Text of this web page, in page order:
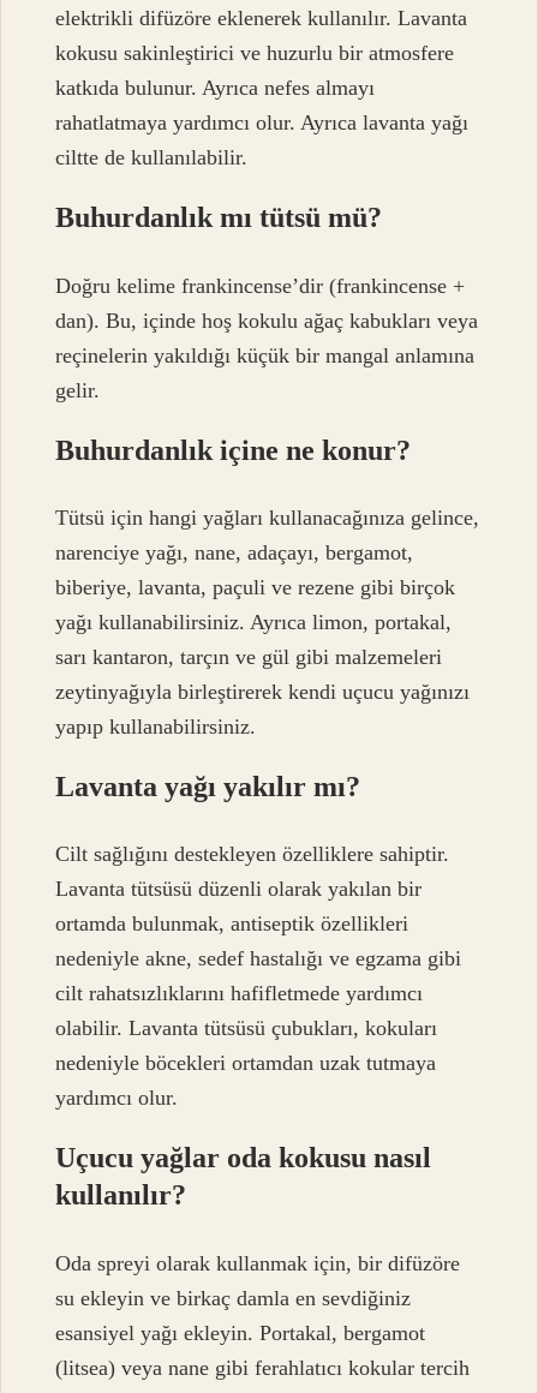
elektrikli difüzöre eklenerek kullanılır. Lavanta
kokusu sakinleştirici ve huzurlu bir atmosfere
katkıda bulunur. Ayrıca nefes almayı
rahatlatmaya yardımcı olur. Ayrıca lavanta yağı
ciltte de kullanılabilir.
Buhurdanlık mı tütsü mü?
Doğru kelime frankincense’dir (frankincense +
dan). Bu, içinde hoş kokulu ağaç kabukları veya
reçinelerin yakıldığı küçük bir mangal anlamına
gelir.
Buhurdanlık içine ne konur?
Tütsü için hangi yağları kullanacağınıza gelince,
narenciye yağı, nane, adaçayı, bergamot,
biberiye, lavanta, paçuli ve rezene gibi birçok
yağı kullanabilirsiniz. Ayrıca limon, portakal,
sarı kantaron, tarçın ve gül gibi malzemeleri
zeytinyağıyla birleştirerek kendi uçucu yağınızı
yapıp kullanabilirsiniz.
Lavanta yağı yakılır mı?
Cilt sağlığını destekleyen özelliklere sahiptir.
Lavanta tütsüsü düzenli olarak yakılan bir
ortamda bulunmak, antiseptik özellikleri
nedeniyle akne, sedef hastalığı ve egzama gibi
cilt rahatsızlıklarını hafifletmede yardımcı
olabilir. Lavanta tütsüsü çubukları, kokuları
nedeniyle böcekleri ortamdan uzak tutmaya
yardımcı olur.
Uçucu yağlar oda kokusu nasıl
kullanılır?
Oda spreyi olarak kullanmak için, bir difüzöre
su ekleyin ve birkaç damla en sevdiğiniz
esansiyel yağı ekleyin. Portakal, bergamot
(litsea) veya nane gibi ferahlatıcı kokular tercih